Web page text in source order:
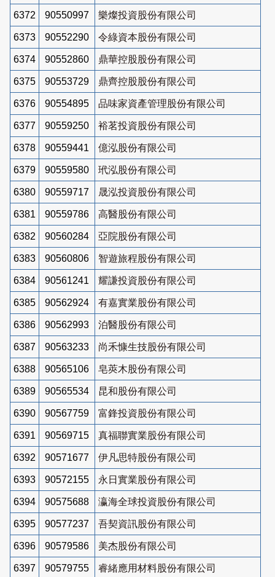
6372 90550997 樂燦投資股份有限公司
6373 90552290 令綠資本股份有限公司
6374 90552860 鼎華控股股份有限公司
6375 90553729 鼎齊控股股份有限公司
6376 90554895 品味家資產管理股份有限公司
6377 90559250 裕茗投資股份有限公司
6378 90559441 億泓股份有限公司
6379 90559580 玳泓股份有限公司
6380 90559717 晟泓投資股份有限公司
6381 90559786 高醫股份有限公司
6382 90560284 亞院股份有限公司
6383 90560806 智遊旅程股份有限公司
6384 90561241 耀謙投資股份有限公司
6385 90562924 有嘉實業股份有限公司
6386 90562993 泊醫股份有限公司
6387 90563233 尚禾慷生技股份有限公司
6388 90565106 皂莢木股份有限公司
6389 90565534 昆和股份有限公司
6390 90567759 富鋒投資股份有限公司
6391 90569715 真福聯實業股份有限公司
6392 90571677 伊凡思特股份有限公司
6393 90572155 永日實業股份有限公司
6394 90575688 瀛海全球投資股份有限公司
6395 90577237 吾契資訊股份有限公司
6396 90579586 美杰股份有限公司
6397 90579755 睿緒應用材料股份有限公司